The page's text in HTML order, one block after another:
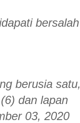
bersalah
berusia satu,
dan lapan
03, 2020